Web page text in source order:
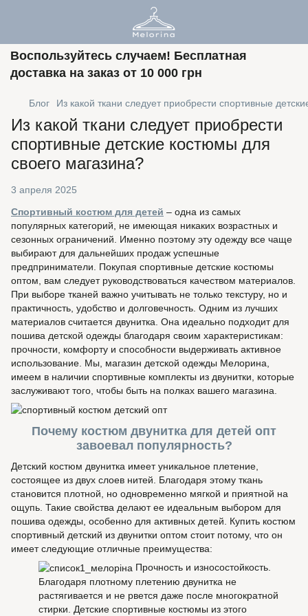
Воспользуйтесь случаем! Бесплатная
доставка на заказ от 10 000 грн
Блог Из какой ткани следует приобрести спортивные
Из какой ткани следует приобрести
спортивные детские костюмы для
своего магазина?
3 апреля 2025
Спортивный костюм для детей – одна из самых
популярных категорий, не имеющая никаких возрастных и
сезонных ограничений. Именно поэтому эту одежду все чаще
выбирают для дальнейших продаж успешные
предприниматели. Покупая спортивные детские костюмы
оптом, вам следует руководствоваться качеством материалов.
При выборе тканей важно учитывать не только текстуру, но и
практичность, удобство и долговечность. Одним из лучших
материалов считается двунитка. Она идеально подходит для
пошива детской одежды благодаря своим характеристикам:
прочности, комфорту и способности выдерживать активное
использование. Мы, магазин детской одежды Мелорина,
имеем в наличии спортивные комплекты из двунитки, которые
заслуживают того, чтобы быть на полках вашего магазина.
Почему костюм двунитка для детей опт
завоевал популярность?
Детский костюм двунитка имеет уникальное плетение,
состоящее из двух слоев нитей. Благодаря этому ткань
становится плотной, но одновременно мягкой и приятной на
ощупь. Такие свойства делают ее идеальным выбором для
пошива одежды, особенно для активных детей. Купить костюм
спортивный детский из двунитки оптом стоит потому, что он
имеет следующие отличные преимущества:
Прочность и износостойкость.
Благодаря плотному плетению двунитка не
растягивается и не рвется даже после многократной
стирки. Детские спортивные костюмы из этого